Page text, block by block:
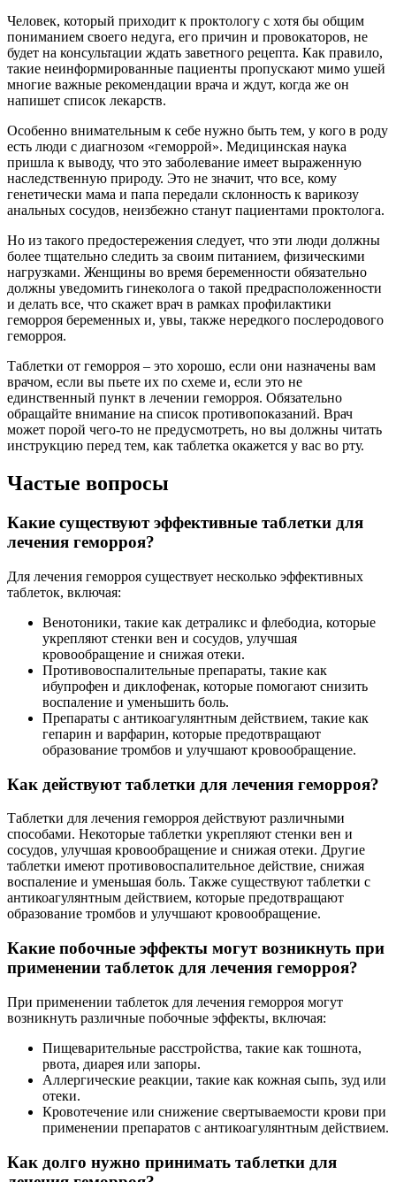
Человек, который приходит к проктологу с хотя бы общим
пониманием своего недуга, его причин и провокаторов, не
будет на консультации ждать заветного рецепта. Как правило,
такие неинформированные пациенты пропускают мимо ушей
многие важные рекомендации врача и ждут, когда же он
напишет список лекарств.
Особенно внимательным к себе нужно быть тем, у кого в роду
есть люди с диагнозом «геморрой». Медицинская наука
пришла к выводу, что это заболевание имеет выраженную
наследственную природу. Это не значит, что все, кому
генетически мама и папа передали склонность к варикозу
анальных сосудов, неизбежно станут пациентами проктолога.
Но из такого предостережения следует, что эти люди должны
более тщательно следить за своим питанием, физическими
нагрузками. Женщины во время беременности обязательно
должны уведомить гинеколога о такой предрасположенности
и делать все, что скажет врач в рамках профилактики
геморроя беременных и, увы, также нередкого послеродового
геморроя.
Таблетки от геморроя – это хорошо, если они назначены вам
врачом, если вы пьете их по схеме и, если это не
единственный пункт в лечении геморроя. Обязательно
обращайте внимание на список противопоказаний. Врач
может порой чего-то не предусмотреть, но вы должны читать
инструкцию перед тем, как таблетка окажется у вас во рту.
Частые вопросы
Какие существуют эффективные таблетки для
лечения геморроя?
Для лечения геморроя существует несколько эффективных
таблеток, включая:
Венотоники, такие как детраликс и флебодиа, которые
укрепляют стенки вен и сосудов, улучшая
кровообращение и снижая отеки.
Противовоспалительные препараты, такие как
ибупрофен и диклофенак, которые помогают снизить
воспаление и уменьшить боль.
Препараты с антикоагулянтным действием, такие как
гепарин и варфарин, которые предотвращают
образование тромбов и улучшают кровообращение.
Как действуют таблетки для лечения геморроя?
Таблетки для лечения геморроя действуют различными
способами. Некоторые таблетки укрепляют стенки вен и
сосудов, улучшая кровообращение и снижая отеки. Другие
таблетки имеют противовоспалительное действие, снижая
воспаление и уменьшая боль. Также существуют таблетки с
антикоагулянтным действием, которые предотвращают
образование тромбов и улучшают кровообращение.
Какие побочные эффекты могут возникнуть при
применении таблеток для лечения геморроя?
При применении таблеток для лечения геморроя могут
возникнуть различные побочные эффекты, включая:
Пищеварительные расстройства, такие как тошнота,
рвота, диарея или запоры.
Аллергические реакции, такие как кожная сыпь, зуд или
отеки.
Кровотечение или снижение свертываемости крови при
применении препаратов с антикоагулянтным действием.
Как долго нужно принимать таблетки для